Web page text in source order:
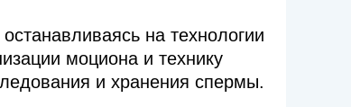
на технологии
моциона и технику
и хранения спермы.